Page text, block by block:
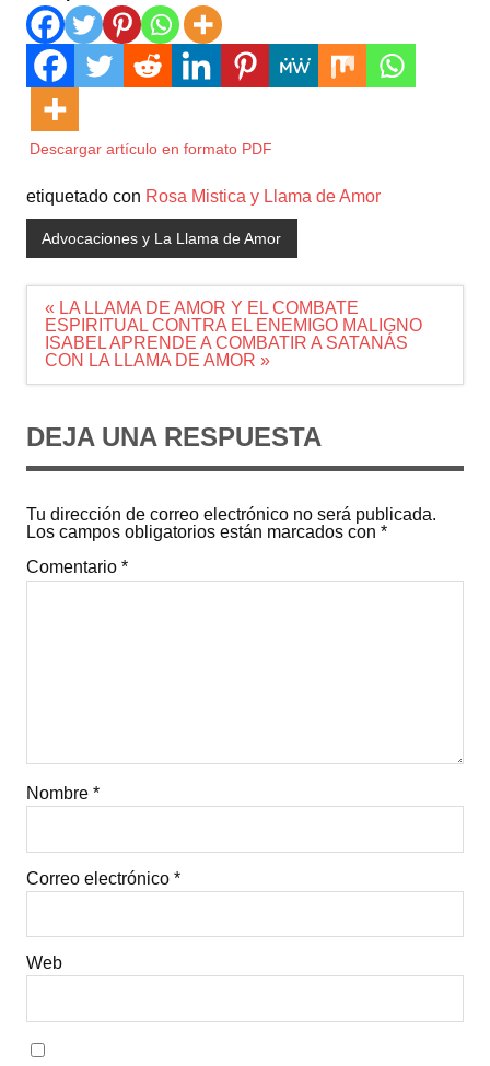
Descargar artículo en formato PDF
etiquetado con Rosa Mistica y Llama de Amor
Advocaciones y La Llama de Amor
Navegación
de
entradas
« LA LLAMA DE AMOR Y EL COMBATE
ESPIRITUAL CONTRA EL ENEMIGO MALIGNO
ISABEL APRENDE A COMBATIR A SATANÁS
CON LA LLAMA DE AMOR »
DEJA UNA RESPUESTA
Tu dirección de correo electrónico no será publicada.
Los campos obligatorios están marcados con *
Comentario *
Nombre *
Correo electrónico *
Web